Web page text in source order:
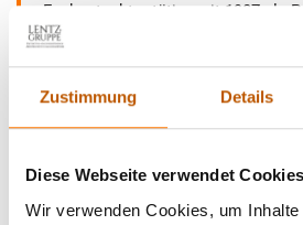
Zustimmung Details
Diese Webseite verwendet Cookies
Wir verwenden Cookies, um
Fachgutachter tätig, seit 1987 als
seit 1995 als selbständiger Detektiv
geschäftsführender Gesellschafter
spezialisiert auf Ermittlungen und
mit dem Motorrad unterwegs und